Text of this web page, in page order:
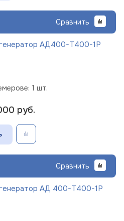
Сравнить
АД400-Т400-1Р
1 шт.
руб.
Сравнить
АД 400-Т400-1Р